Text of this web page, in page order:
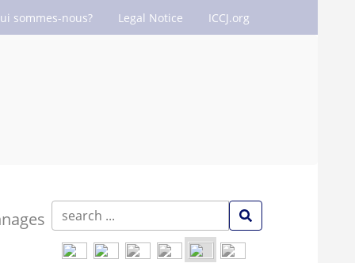
sommes-nous? Legal Notice ICCJ.org